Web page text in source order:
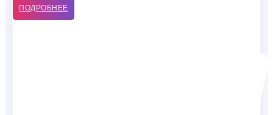
ПОДРОБНЕЕ